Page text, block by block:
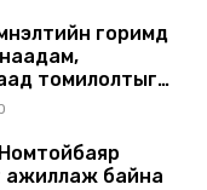
горимд
томилолтыг
ажиллаж байна